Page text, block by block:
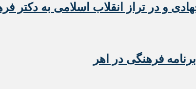
و در تراز انقلاب اسلامی به دکتر